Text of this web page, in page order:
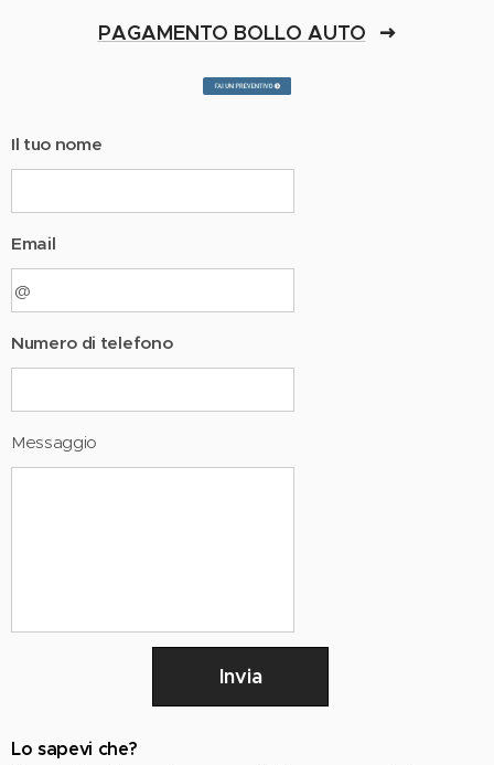
PAGAMENTO BOLLO AUTO
Il tuo nome
Email
Numero di telefono
Messaggio
Invia
Lo sapevi che?